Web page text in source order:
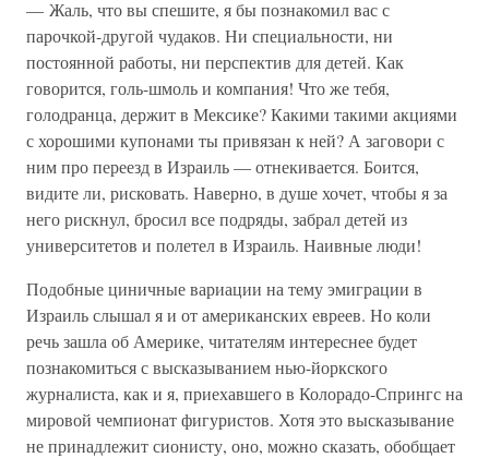
— Жаль, что вы спешите, я бы познакомил вас с
парочкой-другой чудаков. Ни специальности, ни
постоянной работы, ни перспектив для детей. Как
говорится, голь-шмоль и компания! Что же тебя,
голодранца, держит в Мексике? Какими такими акциями
с хорошими купонами ты привязан к ней? А заговори с
ним про переезд в Израиль — отнекивается. Боится,
видите ли, рисковать. Наверно, в душе хочет, чтобы я за
него рискнул, бросил все подряды, забрал детей из
университетов и полетел в Израиль. Наивные люди!
Подобные циничные вариации на тему эмиграции в
Израиль слышал я и от американских евреев. Но коли
речь зашла об Америке, читателям интереснее будет
познакомиться с высказыванием нью-йоркского
журналиста, как и я, приехавшего в Колорадо-Спрингс на
мировой чемпионат фигуристов. Хотя это высказывание
не принадлежит сионисту, оно, можно сказать, обобщает